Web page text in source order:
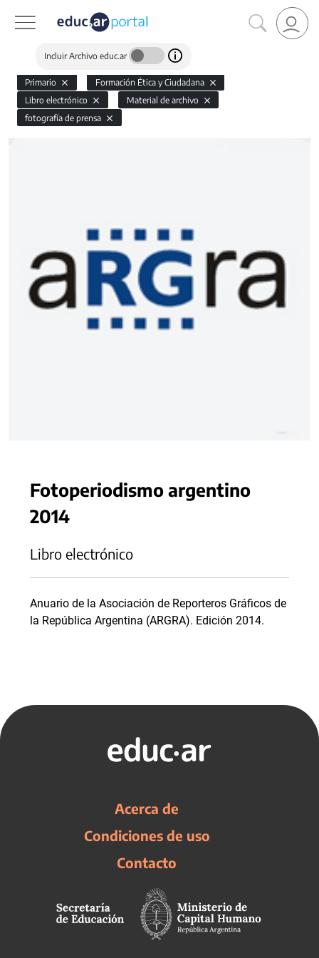
Incluir Archivo educ.ar
Primario
Formación Ética y Ciudadana
Libro electrónico
Material de archivo
fotografía de prensa
Fotoperiodismo argentino
2014
Libro electrónico
Anuario de la Asociación de Reporteros Gráficos de
la República Argentina (ARGRA). Edición 2014.
Acerca de
Condiciones de uso
Contacto